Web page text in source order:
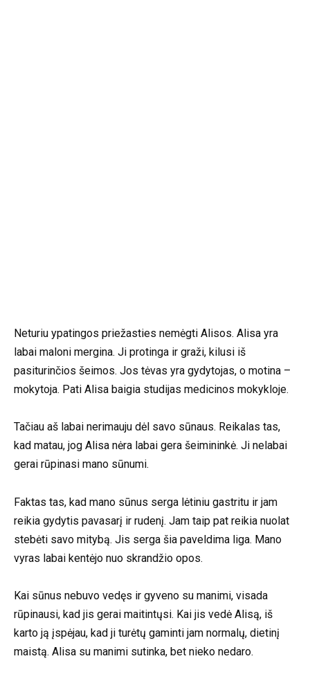
Neturiu ypatingos priežasties nemėgti Alisos. Alisa yra
labai maloni mergina. Ji protinga ir graži, kilusi iš
pasiturinčios šeimos. Jos tėvas yra gydytojas, o motina –
mokytoja. Pati Alisa baigia studijas medicinos mokykloje.
Tačiau aš labai nerimauju dėl savo sūnaus. Reikalas tas,
kad matau, jog Alisa nėra labai gera šeimininkė. Ji nelabai
gerai rūpinasi mano sūnumi.
Faktas tas, kad mano sūnus serga lėtiniu gastritu ir jam
reikia gydytis pavasarį ir rudenį. Jam taip pat reikia nuolat
stebėti savo mitybą. Jis serga šia paveldima liga. Mano
vyras labai kentėjo nuo skrandžio opos.
Kai sūnus nebuvo vedęs ir gyveno su manimi, visada
rūpinausi, kad jis gerai maitintųsi. Kai jis vedė Alisą, iš
karto ją įspėjau, kad ji turėtų gaminti jam normalų, dietinį
maistą. Alisa su manimi sutinka, bet nieko nedaro.